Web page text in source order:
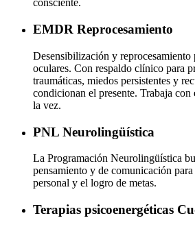
consciente.
EMDR Reprocesamiento
Desensibilización y
oculares. Con respaldo clínico para
traumáticas, miedos persistentes y
condicionan el presente. Trabaja
la vez.
PNL Neurolingüística
La Programación Neurolingüística
pensamiento y de comunicación
personal y el logro de metas.
Terapias psicoenergéticas